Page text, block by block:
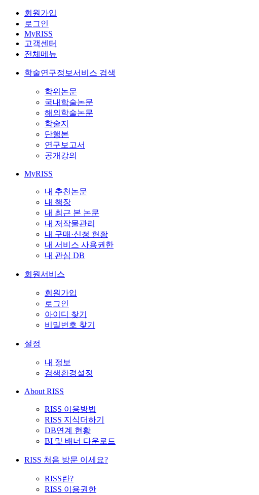
회원가입
로그인
MyRISS
고객센터
전체메뉴
학술연구정보서비스 검색
학위논문
국내학술논문
해외학술논문
학술지
단행본
연구보고서
공개강의
MyRISS
내 추천논문
내 책장
내 최근 본 논문
내 저작물관리
내 구매·신청 현황
내 서비스 사용권한
내 관심 DB
회원서비스
회원가입
로그인
아이디 찾기
비밀번호 찾기
설정
내 정보
검색환경설정
About RISS
RISS 이용방법
RISS 지식더하기
DB연계 현황
BI 및 배너 다운로드
RISS 처음 방문 이세요?
RISS란?
RISS 이용권한